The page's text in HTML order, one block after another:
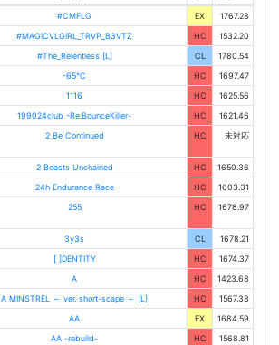
#CMFLG EX
1767.28
#MAGiCVLGiRL_TRVP_B3VTZ HC
1532.20
#The_Relentless [L] CL
1780.54
-65℃ HC
1697.47
1116 HC
1625.56
199024club -Re:BounceKiller- HC
1621.46
2 Be Continued HC 未対応
2 Beasts Unchained HC
1650.36
24h Endurance Race HC
1603.31
255 HC 1678.97
3y3s CL
1678.21
[ ]DENTITY HC
1674.37
A HC
1423.68
A MINSTREL ～ ver. short-scape ～ [L] HC
1567.38
AA EX
1684.59
AA -rebuild- HC 1568.81